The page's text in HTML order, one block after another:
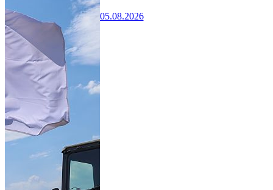
05.08.2026